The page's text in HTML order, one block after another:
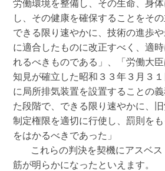
労働環境を整備し、その生命、身
し、その健康を確保することをその
できる限り速やかに、技術の進歩
に適合したものに改正すべく、適
れるべきものである」、「労働大
知見が確立した昭和３３年３月３
に局所排気装置を設置することの
た段階で、できる限り速やかに、
制定権限を適切に行使し、罰則を
をはかるべきであった」
筋が明らかになったといえます。